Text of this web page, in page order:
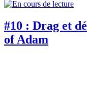
#10 : Drag et
of Adam